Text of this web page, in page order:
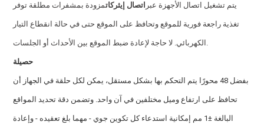
يتم تشغيل اتصال الأجهزة عبر اتصال إيثركاتمزودة بمشفرات مطلقة توفر
تغذية راجعة فورية للموقع وتحافظ على الموقع حتى في حالة انقطاع التيار
الكهربائي. لا حاجة لإعادة ضبط الموقع بين الأحداث أو الجلسات.
حصيلة
بفضل 48 محورًا يتم التحكم بها بشكل مستقل، يمكن لكل حلقة في الجهاز أن
تحافظ على ارتفاع وميل مختلفين في آن واحد. وتضمن دقة تحديد المواقع
البالغة ±1 مم إمكانية استدعاء كل تكوين جوي - مهما بلغ تعقيده - وإعادة